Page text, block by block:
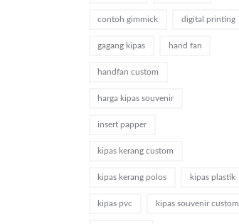
contoh gimmick digital printing
gagang kipas hand fan
handfan custom
harga kipas souvenir
insert papper
kipas kerang custom
kipas kerang polos kipas plastik
kipas pvc kipas souvenir custom